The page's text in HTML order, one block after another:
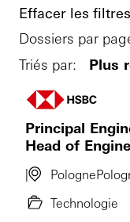
Effacer les filtres
Dossiers par
Triés par:
Plus
Principal
Head of
Pologne
Technologie